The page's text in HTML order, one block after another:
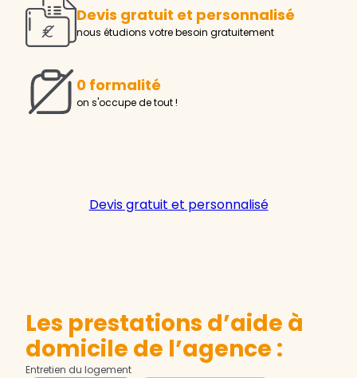
Devis gratuit et personnalisé
nous étudions votre besoin gratuitement
0 formalité
on s'occupe de tout !
Devis gratuit et personnalisé
Les prestations d’aide à
domicile de l’agence :
Entretien du logement